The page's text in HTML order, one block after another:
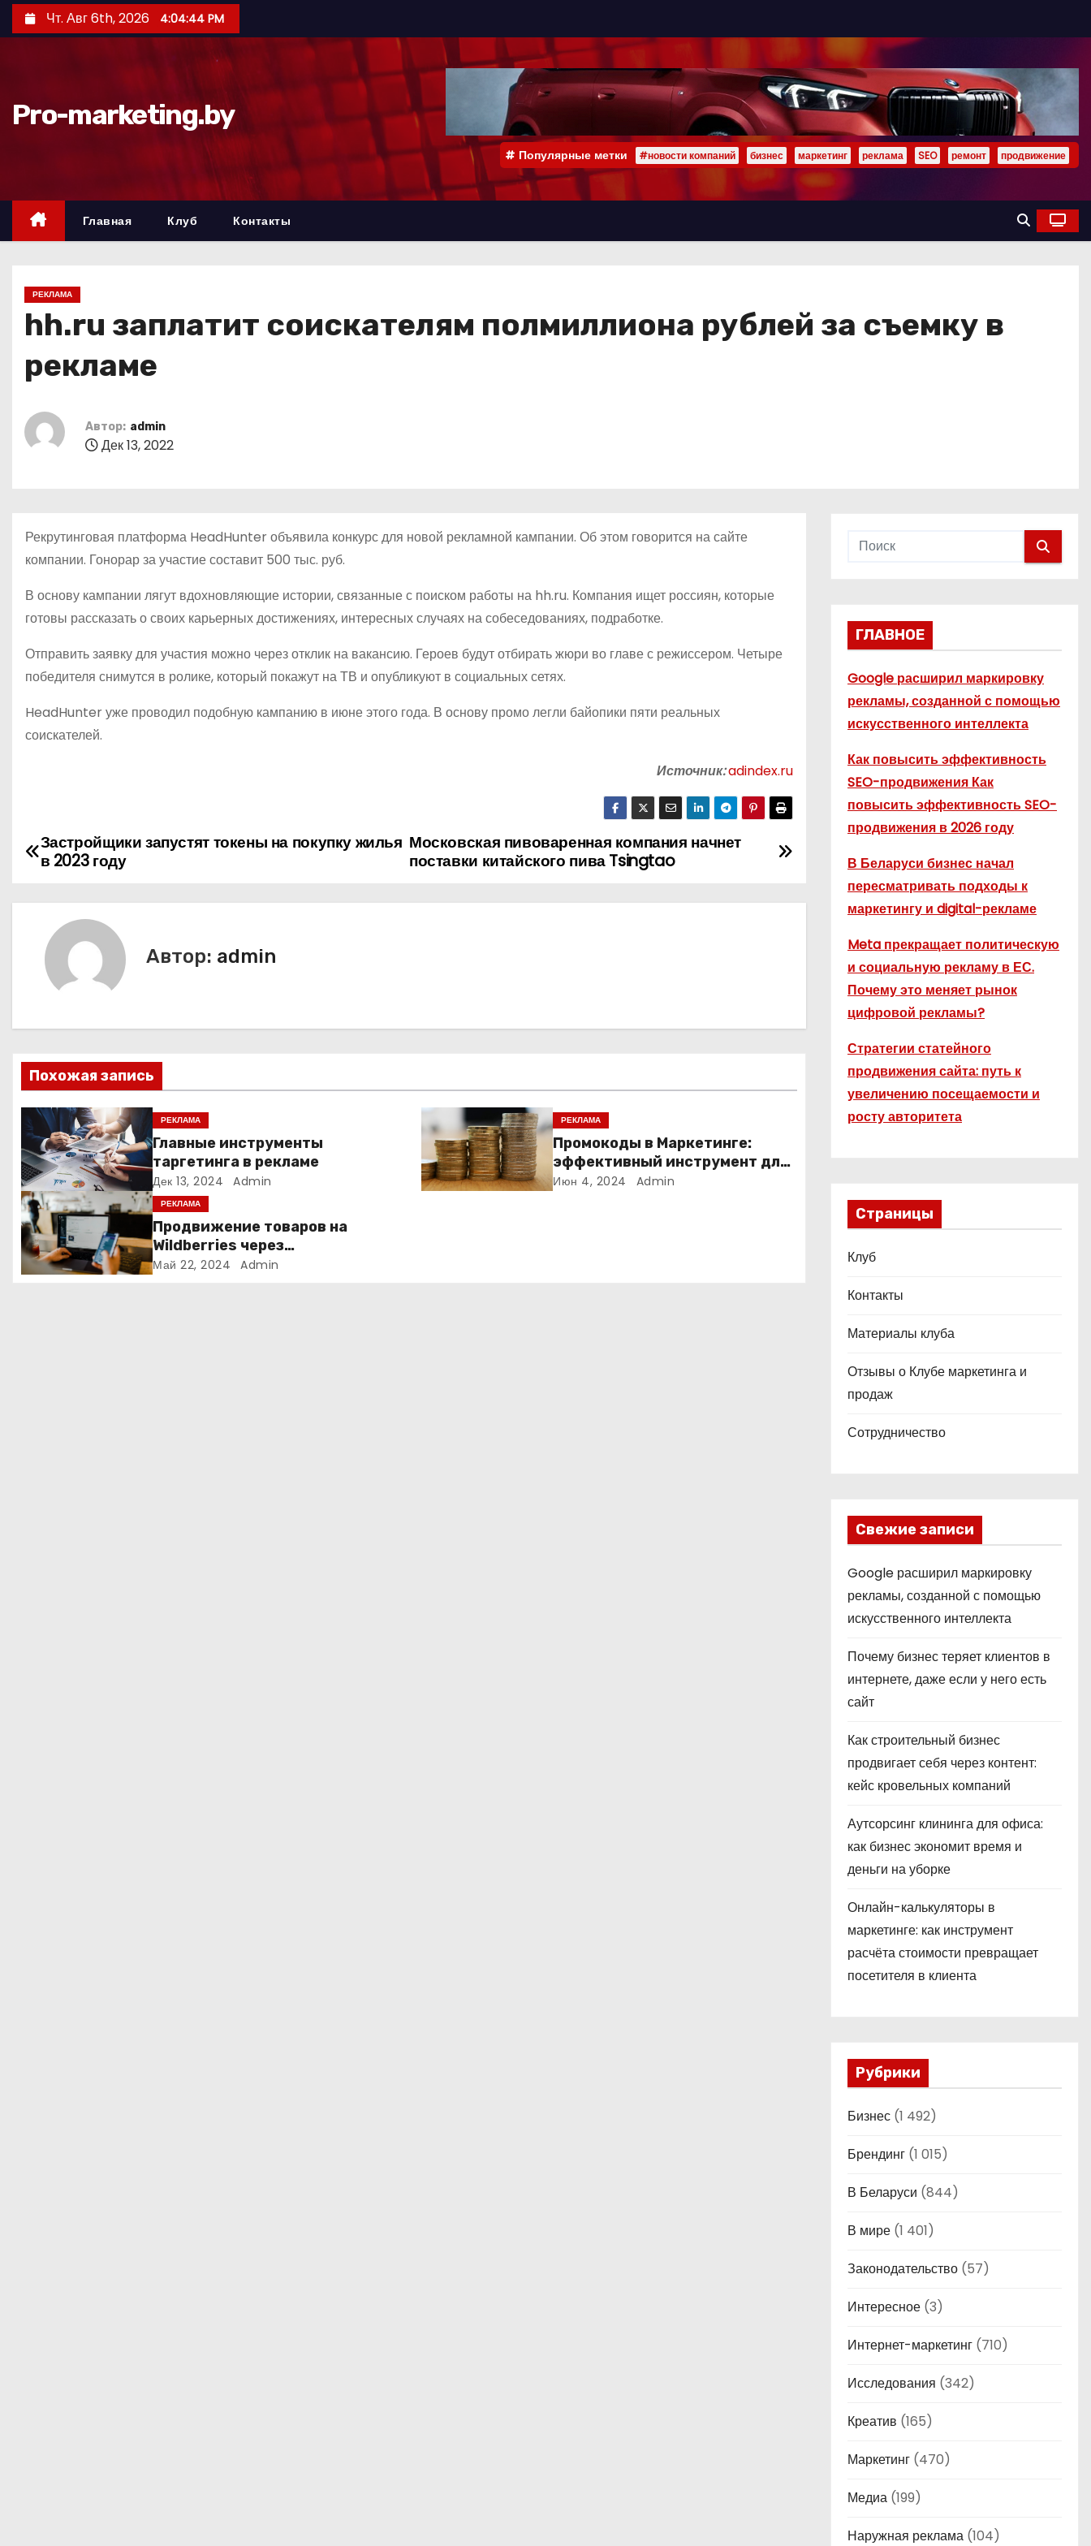
е
д
Чт. Авг 6th, 2026 4:04:45 PM
Pro-marketing.by
Популярные метки #новости компаний бизнес маркетинг реклама SEO ремонт продвижение
Главная Клуб Контакты
РЕКЛАМА
hh.ru заплатит соискателям полмиллиона рублей за съемку в
рекламе
Автор: admin
Дек 13, 2022
Рекрутинговая платформа HeadHunter объявила конкурс для новой рекламной кампании. Об этом говорится на сайте
компании. Гонорар за участие составит 500 тыс. руб.
В основу кампании лягут вдохновляющие истории, связанные с поиском работы на hh.ru. Компания ищет россиян, которые
готовы рассказать о своих карьерных достижениях, интересных случаях на собеседованиях, подработке.
Отправить заявку для участия можно через отклик на вакансию. Героев будут отбирать жюри во главе с режиссером. Четыре
победителя снимутся в ролике, который покажут на ТВ и опубликуют в социальных сетях.
HeadHunter уже проводил подобную кампанию в июне этого года. В основу промо легли байопики пяти реальных
соискателей.
Источник:adindex.ru
Н
ц
и
я
п
о
з
а
Московская пивоваренная компания начнет
поставки китайского пива Tsingtao
Застройщики запустят токены на покупку жилья
в 2023 году
Автор: admin
Похожая запись
РЕКЛАМА
Главные инструменты
таргетинга в рекламе
Дек 13, 2024 Admin
РЕКЛАМА
Промокоды в Маркетинге:
эффективный инструмент для
увеличения продаж и
Июн 4, 2024 Admin
РЕКЛАМА
Продвижение товаров на
Wildberries через
Яндекс.Директ в 2024 году:
Май 22, 2024 Admin
ГЛАВНОЕ
Google расширил маркировку
рекламы, созданной с помощью
искусственного интеллекта
Как повысить эффективность
SEO-продвижения Как
повысить эффективность SEO-
продвижения в 2026 году
В Беларуси бизнес начал
пересматривать подходы к
маркетингу и digital-рекламе
Meta прекращает политическую
и социальную рекламу в ЕС.
Почему это меняет рынок
цифровой рекламы?
Стратегии статейного
продвижения сайта: путь к
увеличению посещаемости и
росту авторитета
Страницы
Клуб
Контакты
Материалы клуба
Отзывы о Клубе маркетинга и
продаж
Сотрудничество
Свежие записи
Google расширил маркировку
рекламы, созданной с помощью
искусственного интеллекта
Почему бизнес теряет клиентов в
интернете, даже если у него есть
сайт
Как строительный бизнес
продвигает себя через контент:
кейс кровельных компаний
Аутсорсинг клининга для офиса:
как бизнес экономит время и
деньги на уборке
Онлайн-калькуляторы в
маркетинге: как инструмент
расчёта стоимости превращает
посетителя в клиента
Рубрики
Бизнес (1 492)
Брендинг (1 015)
В Беларуси (844)
В мире (1 401)
Законодательство (57)
Интересное (3)
Интернет-маркетинг (710)
Исследования (342)
Креатив (165)
Маркетинг (470)
Медиа (199)
Наружная реклама (104)